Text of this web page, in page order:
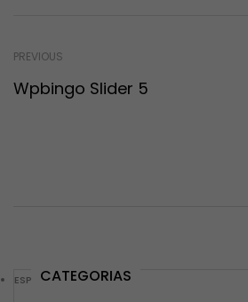
CATEGORIAS
ESPACIO SALUD(2)
PREVIOUS
Wpbingo Slider 5